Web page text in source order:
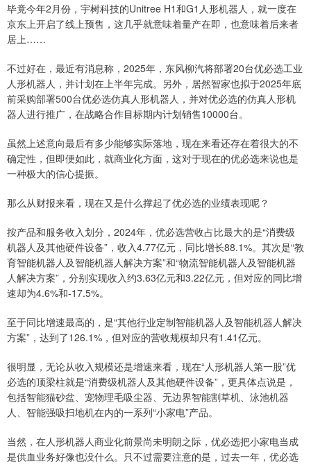
毕竟今年2月份，宇树科技的Unitree H1和G1人形机器人，就一度在
京东上开启了线上预售，这几乎就意味着量产在即，也意味着后来者
居上……
不过好在，最近有消息称，2025年，东风柳汽将部署20台优必选工业
人形机器人，并计划在上半年完成。另外，居然智家也拟于2025年底
前采购部署500台优必选仿真人形机器人，并对优必选的仿真人形机
器人进行推广，在战略合作目标期内计划销售10000台。
虽然上述意向最后有多少能够实际落地，现在来看还存在着很大的不
确定性，但即便如此，就商业化方面，这对于现在的优必选来说也是
一种极大的信心提振。
那么从财报来看，现在又是什么撑起了优必选的业绩表现呢？
按产品和服务收入划分，2024年，优必选营收占比最大的是“消费级
机器人及其他硬件设备”，收入4.77亿元，同比增长88.1%。其次是“教
育智能机器人及智能机器人解决方案”和“物流智能机器人及智能机器
人解决方案”，分别实现收入约3.63亿元和3.22亿元，但对应的同比增
速却为4.6%和-17.5%。
至于同比增速最高的，是“其他行业定制智能机器人及智能机器人解决
方案”，达到了126.1%，但对应的营收规模却只有1.41亿元。
很明显，无论从收入规模还是增速来看，现在“人形机器人第一股”优
必选的顶梁柱就是“消费级机器人及其他硬件设备”，更具体点说是，
包括智能猫砂盆、宠物理毛吸尘器、无边界智能割草机、泳池机器
人、智能强吸扫地机在内的一系列“小家电”产品。
当然，在人形机器人商业化前景尚未明朗之际，优必选把小家电当成
是供血业务好像也没什么。只不过需要注意的是，过去一年，优必选